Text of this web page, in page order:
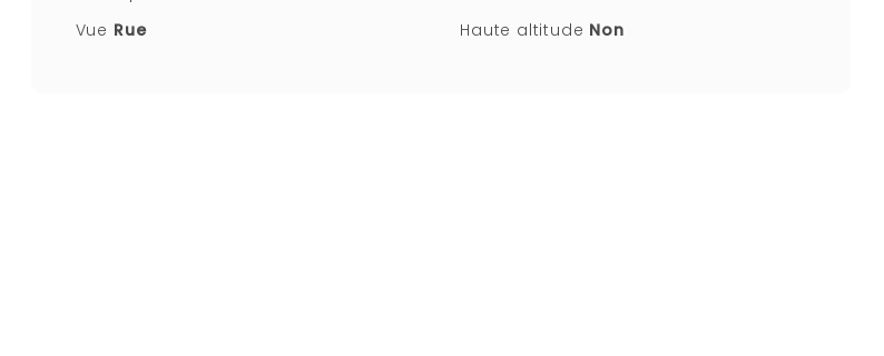
Vue Rue
Haute altitude Non